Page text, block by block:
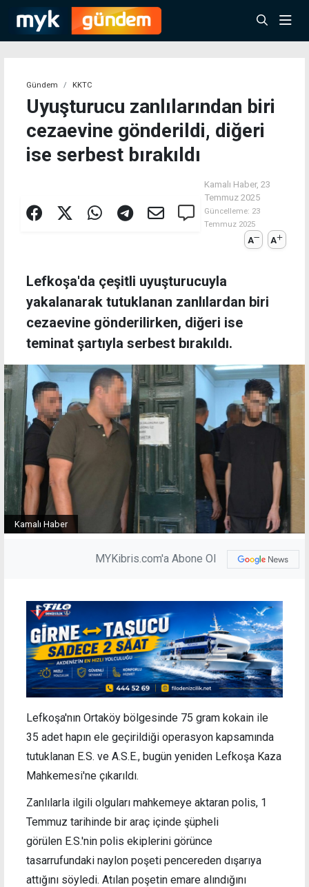
Gündem KKTC
Uyuşturucu zanlılarından biri
cezaevine gönderildi, diğeri
ise serbest bırakıldı
Kamalı Haber, 23
Temmuz 2025
Güncelleme: 23
Temmuz 2025
A A
Lefkoşa'da çeşitli uyuşturucuyla
yakalanarak tutuklanan zanlılardan biri
cezaevine gönderilirken, diğeri ise
teminat şartıyla serbest bırakıldı.
Kamalı Haber
MYKibris.com'a Abone Ol
Lefkoşa'nın Ortaköy bölgesinde 75 gram kokain ile
35 adet hapın ele geçirildiği operasyon kapsamında
tutuklanan E.S. ve A.S.E., bugün yeniden Lefkoşa Kaza
Mahkemesi'ne çıkarıldı.
Zanlılarla ilgili olguları mahkemeye aktaran polis, 1
Temmuz tarihinde bir araç içinde şüpheli
görülen E.S.'nin polis ekiplerini görünce
tasarrufundaki naylon poşeti pencereden dışarıya
attığını söyledi. Atılan poşetin emare alındığını